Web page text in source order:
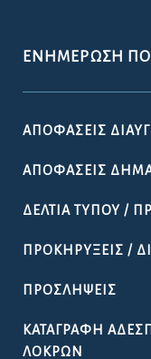
ΕΝΗΜΈΡΩΣΗ
ΑΠΟΦΆΣΕΙΣ
ΑΠΟΦΆΣΕΙΣ
ΔΕΛΤΊΑ ΤΎΠΟΥ /
ΠΡΟΚΗΡΎΞΕΙΣ /
ΠΡΟΣΛΉΨΕΙΣ
ΚΑΤΑΓΡΑΦΉ
ΛΟΚΡΏΝ